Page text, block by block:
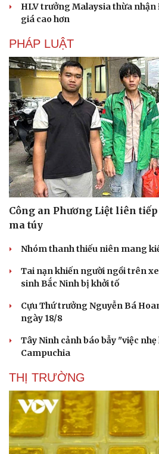
Văn hóa
Giải
HLV trưởng Malaysia thừa nhận
giá cao hơn
PHÁP LUẬT
Công an Phương Liệt liên
ma túy
Nhóm thanh thiếu niên mang
Tai nạn khiến người ngồi trên
sinh Bắc Ninh bị khởi tố
Cựu Thứ trưởng Nguyễn Bá
ngày 18/8
Tây Ninh cảnh báo bẫy "việc
Campuchia
THỊ TRƯỜNG